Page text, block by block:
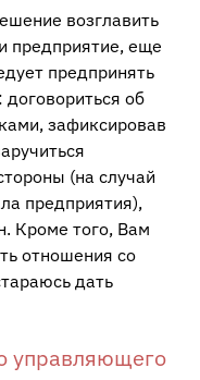
возглавить
предприятие, еще
предпринять
об
зафиксировав
(на случай
предприятия),
Кроме того, Вам
отношения со
дать
управляющего